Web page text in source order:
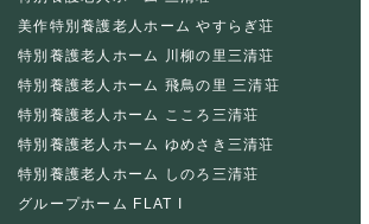
美作特別養護老人ホーム やすらぎ荘
特別養護老人ホーム 川柳の里三清荘
特別養護老人ホーム 飛鳥の里 三清荘
特別養護老人ホーム こころ三清荘
特別養護老人ホーム ゆめさき三清荘
特別養護老人ホーム しのろ三清荘
グループホーム FLAT I